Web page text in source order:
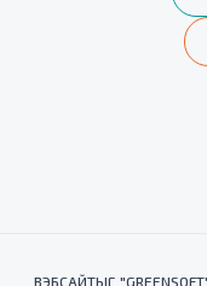
ВЭБСАЙТЫГ "GREENSOFT